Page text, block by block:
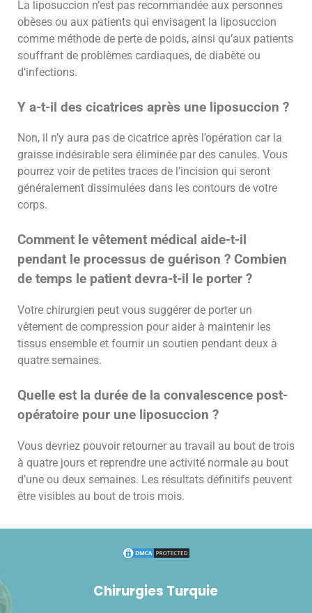
La liposuccion n’est pas recommandée aux personnes
obèses ou aux patients qui envisagent la liposuccion
comme méthode de perte de poids, ainsi qu’aux patients
souffrant de problèmes cardiaques, de diabète ou
d’infections.
Y a-t-il des cicatrices après une liposuccion ?
Non, il n’y aura pas de cicatrice après l’opération car la
graisse indésirable sera éliminée par des canules. Vous
pourrez voir de petites traces de l’incision qui seront
généralement dissimulées dans les contours de votre
corps.
Comment le vêtement médical aide-t-il
pendant le processus de guérison ? Combien
de temps le patient devra-t-il le porter ?
Votre chirurgien peut vous suggérer de porter un
vêtement de compression pour aider à maintenir les
tissus ensemble et fournir un soutien pendant deux à
quatre semaines.
Quelle est la durée de la convalescence post-
opératoire pour une liposuccion ?
Vous devriez pouvoir retourner au travail au bout de trois
à quatre jours et reprendre une activité normale au bout
d’une ou deux semaines. Les résultats définitifs peuvent
être visibles au bout de trois mois.
Chirurgies Turquie